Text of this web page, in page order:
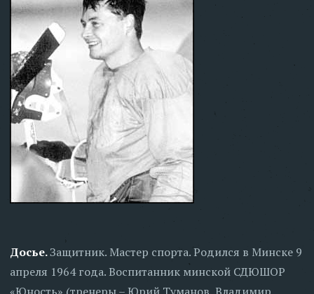
Досье.Защитник. Мастер спорта. Родился в Минске 9
апреля 1964 года. Воспитанник минской СДЮШОР